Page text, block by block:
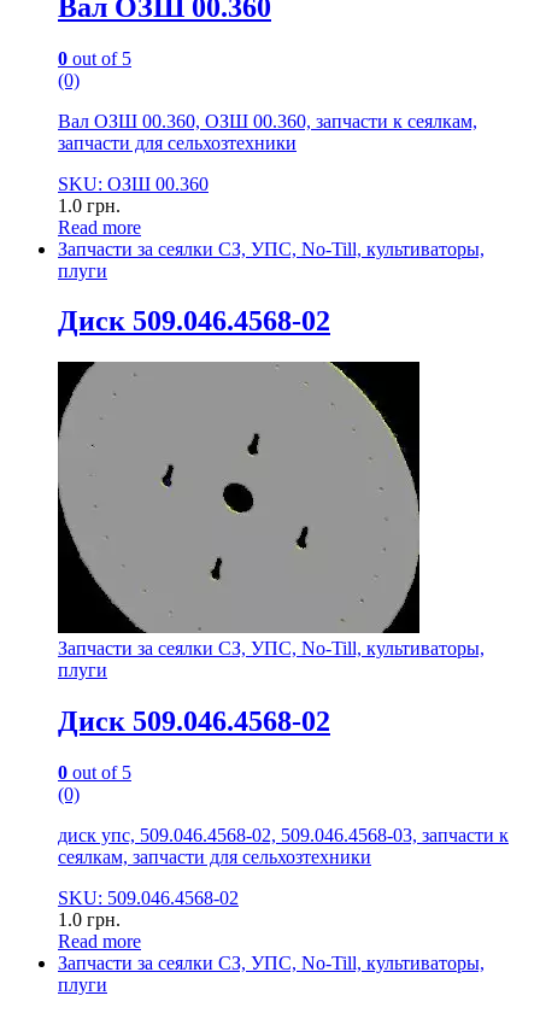
Вал ОЗШ 00.360
0 out of 5
(0)
Вал ОЗШ 00.360, ОЗШ 00.360, запчасти к сеялкам,
запчасти для сельхозтехники
SKU: ОЗШ 00.360
1.0 грн.
Read more
Запчасти за сеялки СЗ, УПС, No-Till, культиваторы,
плуги
Диск 509.046.4568-02
Запчасти за сеялки СЗ, УПС, No-Till, культиваторы,
плуги
Диск 509.046.4568-02
0 out of 5
(0)
диск упс, 509.046.4568-02, 509.046.4568-03, запчасти к
сеялкам, запчасти для сельхозтехники
SKU: 509.046.4568-02
1.0 грн.
Read more
Запчасти за сеялки СЗ, УПС, No-Till, культиваторы,
плуги